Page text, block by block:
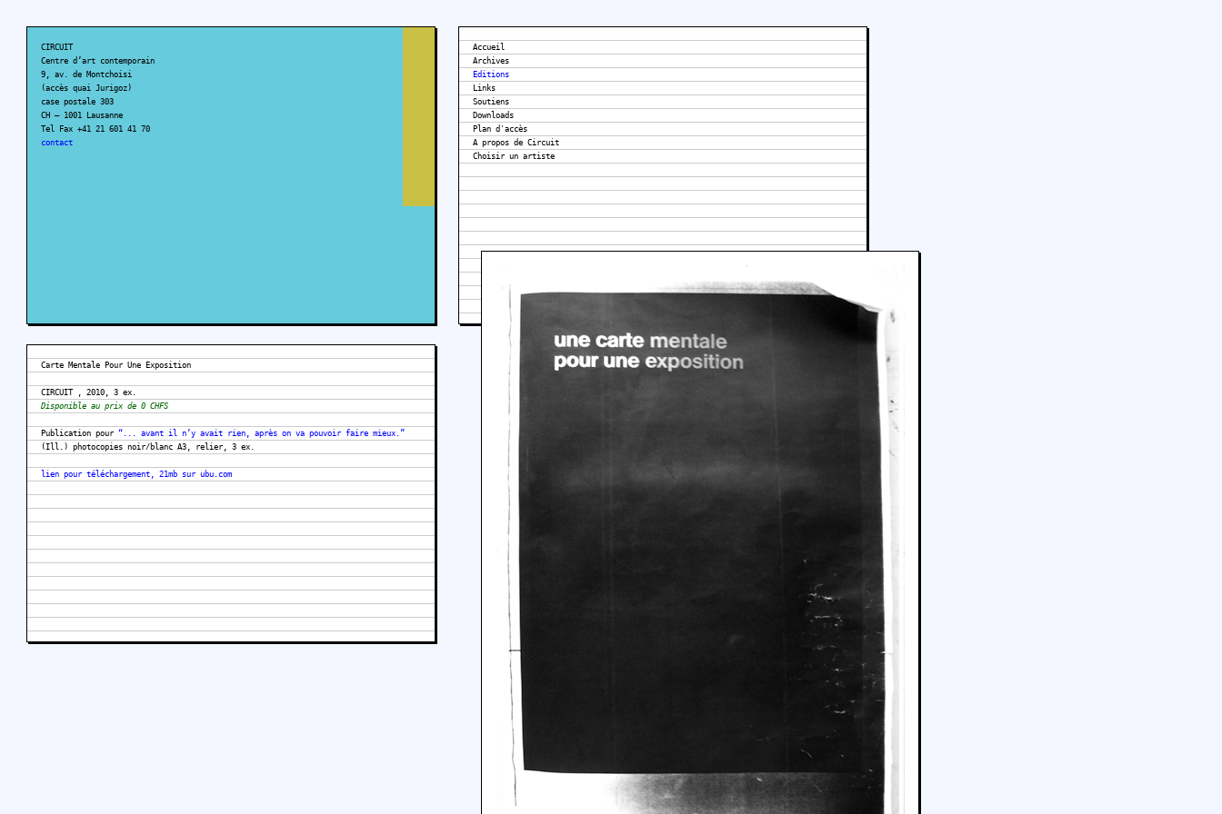
CIRCUIT
Centre d’art contemporain
9, av. de Montchoisi
(accès quai Jurigoz)
case postale 303
CH – 1001 Lausanne
Tel Fax +41 21 601 41 70
contact
Accueil
Archives
Editions
Links
Soutiens
Downloads
Plan d'accès
A propos de Circuit
Carte Mentale Pour Une Exposition
CIRCUIT , 2010, 3 ex.
Disponible au prix de 0 CHFS
Publication pour “... avant il n’y avait rien, après on va pouvoir faire mieux.”
(Ill.) photocopies noir/blanc A3, relier, 3 ex.
lien pour téléchargement, 21mb sur ubu.com